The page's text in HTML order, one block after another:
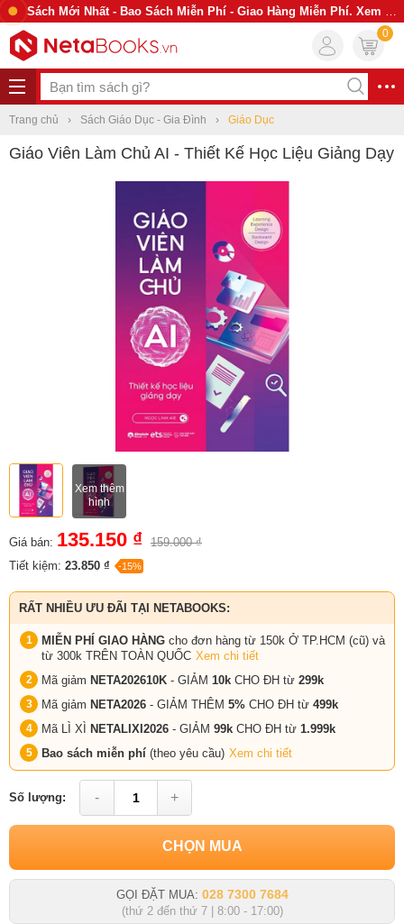
Sách Mới Nhất - Bao Sách Miễn Phí - Giao Hàng Miễn Phí. Xem Ngay
0
Trang chủ Sách Giáo Dục - Gia Đình Giáo Dục
Giáo Viên Làm Chủ AI - Thiết Kế Học Liệu Giảng Dạy
Xem thêm
hình
Giá bán: 135.150 ₫ 159.000 ₫
Tiết kiệm: 23.850 ₫ -15%
RẤT NHIỀU ƯU ĐÃI TẠI NETABOOKS:
MIỄN PHÍ GIAO HÀNG cho đơn hàng từ 150k Ở TP.HCM (cũ) và
từ 300k TRÊN TOÀN QUỐC Xem chi tiết
Mã giảm NETA202610K - GIẢM 10k CHO ĐH từ 299k
Mã giảm NETA2026 - GIẢM THÊM 5% CHO ĐH từ 499k
Mã LÌ XÌ NETALIXI2026 - GIẢM 99k CHO ĐH từ 1.999k
Bao sách miễn phí (theo yêu cầu) Xem chi tiết
Số lượng: - +
CHỌN MUA
GỌI ĐẶT MUA: 028 7300 7684
(thứ 2 đến thứ 7 | 8:00 - 17:00)